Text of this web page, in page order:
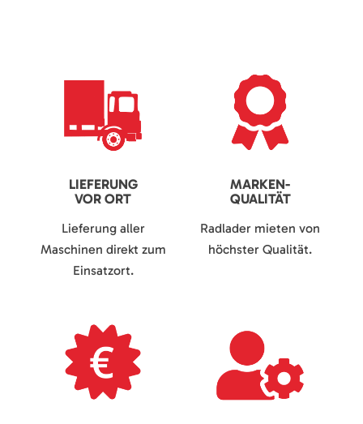
LIEFERUNG
VOR ORT
Lieferung aller
Maschinen direkt zum
Einsatzort.
MARKEN-
QUALITÄT
Radlader mieten von
höchster Qualität.